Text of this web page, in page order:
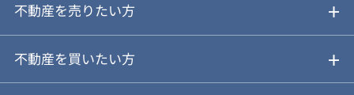
不動産を売りたい方
ご売却ガイド
不動産を買いたい方